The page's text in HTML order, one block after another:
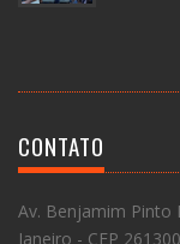
CONTATO
Av. Benjamim Pinto
Janeiro - CEP